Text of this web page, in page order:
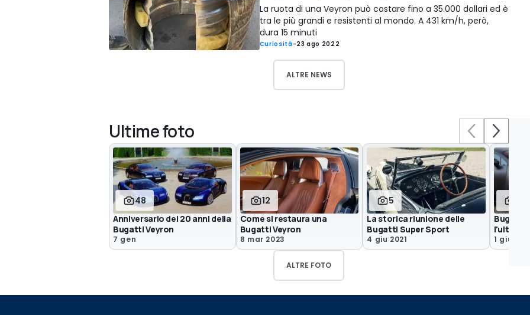
La ruota di una Veyron può costare fino a 35.000 dollari ed è
tra le più grandi e resistenti al mondo. A 431 km/h, però,
dura 15 minuti
Curiosità-23 ago 2022
ALTRE NEWS
Ultime foto
48
Anniversario dei 20 anni della
Bugatti Veyron
7 gen
12
Come si restaura una
Bugatti Veyron
8 mar 2023
5
La storica riunione delle
Bugatti Super Sport
4 giu 2021
Bugatti
l'ultimo
1 giu 2021
ALTRE FOTO